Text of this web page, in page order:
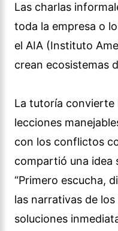
Las charlas
toda la empresa o
el AIA (Instituto
crean ecosistemas
La tutoría convierte
lecciones
con los conflictos
compartió una idea
“Primero escucha,
las narrativas de
soluciones